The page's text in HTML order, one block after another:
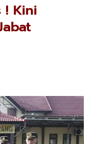
! Kini